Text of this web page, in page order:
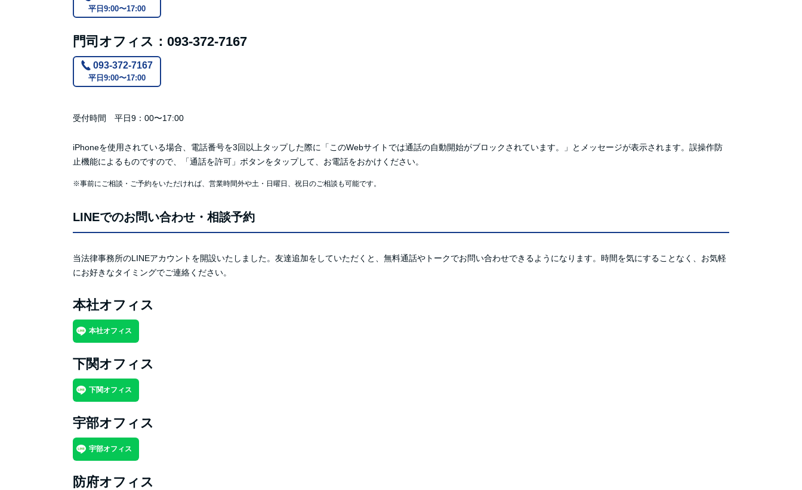
平日9:00〜17:00
門司オフィス：093-372-7167
093-372-7167
平日9:00〜17:00
受付時間 平日9：00〜17:00
iPhoneを使用されている場合、電話番号を3回以上タップした際に「このWebサイトでは通話の自動開始がブロックされています。」とメッセージが表示されます。誤操作防
止機能によるものですので、「通話を許可」ボタンをタップして、お電話をおかけください。
※事前にご相談・ご予約をいただければ、営業時間外や土・日曜日、祝日のご相談も可能です。
LINEでのお問い合わせ・相談予約
当法律事務所のLINEアカウントを開設いたしました。友達追加をしていただくと、無料通話やトークでお問い合わせできるようになります。時間を気にすることなく、お気軽
にお好きなタイミングでご連絡ください。
本社オフィス
本社オフィス
下関オフィス
下関オフィス
宇部オフィス
宇部オフィス
防府オフィス